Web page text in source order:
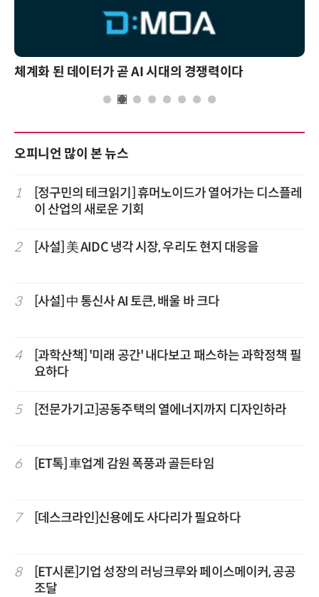
체계화 된 데이터가 곧 AI 시대의 경쟁력이다
오피니언 많이 본 뉴스
1
[정구민의 테크읽기] 휴머노이드가 열어가는 디스플레
이 산업의 새로운 기회
2 [사설] 美 AIDC 냉각 시장, 우리도 현지 대응을
3 [사설] 中 통신사 AI 토큰, 배울 바 크다
4
[과학산책] '미래 공간' 내다보고 패스하는 과학정책 필
요하다
5 [전문가기고]공동주택의 열에너지까지 디자인하라
6 [ET톡] 車업계 감원 폭풍과 골든타임
7 [데스크라인]신용에도 사다리가 필요하다
8
[ET시론]기업 성장의 러닝크루와 페이스메이커, 공공
조달